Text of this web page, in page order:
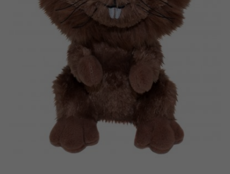
Aplikacje
Nederlands
Français
Norsk
Svenska